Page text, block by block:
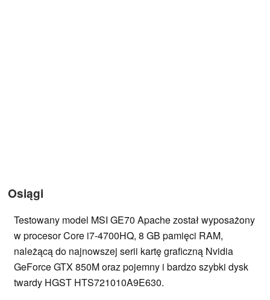
Osiągi
Testowany model MSI GE70 Apache został wyposażony
w procesor Core i7-4700HQ, 8 GB pamięci RAM,
należącą do najnowszej serii kartę graficzną Nvidia
GeForce GTX 850M oraz pojemny i bardzo szybki dysk
twardy HGST HTS721010A9E630.